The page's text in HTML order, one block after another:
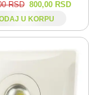
RSD 800,00 RSD
U KORPU